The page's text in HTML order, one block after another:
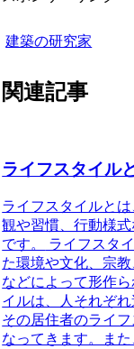
建築の研究家
関連記事
ライフスタイル
ライフスタイルと
観や習慣、行動様
です。
ライフスタ
た環境や文化、宗
などによって形作
イルは、人それぞ
その居住者のライ
なってきます。ま